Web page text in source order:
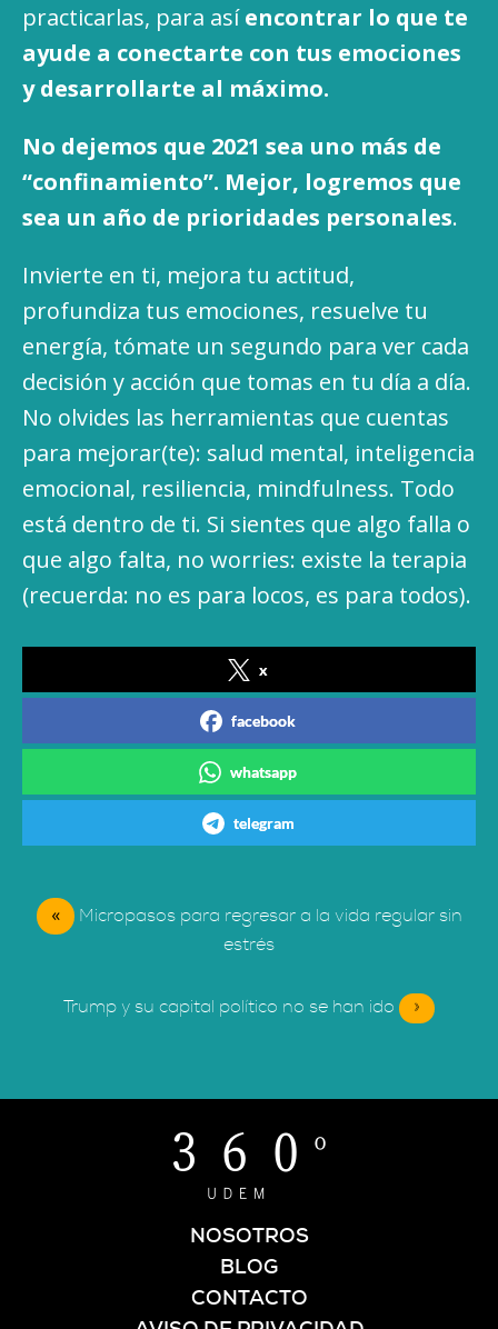
practicarlas, para asíencontrar lo que te
ayude a conectarte con tus emociones
y desarrollarte al máximo.
No dejemos que 2021 sea uno más de
“confinamiento”. Mejor, logremos que
sea un año de prioridades personales.
Invierte en ti, mejora tu actitud,
profundiza tus emociones, resuelve tu
energía, tómate un segundo para ver cada
decisión y acción que tomas en tu día a día.
No olvides las herramientas que cuentas
para mejorar(te): salud mental, inteligencia
emocional, resiliencia, mindfulness. Todo
está dentro de ti. Si sientes que algo falla o
que algo falta, no worries: existe la terapia
(recuerda: no es para locos, es para todos).
x
facebook
whatsapp
telegram
«
Micropasos para regresar a la vida regular sin
estrés
Trump y su capital político no se han ido »
NOSOTROS
BLOG
CONTACTO